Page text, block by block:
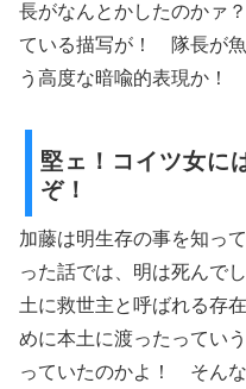
長がなんとかしたのか
ている描写が！ 隊長が
う高度な暗喩的表現か！
堅ェ！コイツ女に
ぞ！
加藤は明生存の事を知っ
った話では、明は死んで
土に救世主と呼ばれる存
めに本土に渡ったってい
っていたのかよ！ そん